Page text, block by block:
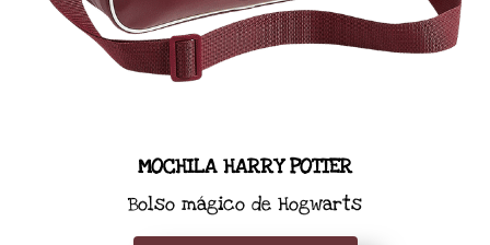
MOCHILA HARRY POTTER
Bolso mágico de Hogwarts